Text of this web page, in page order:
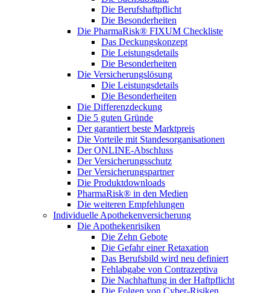
Die Berufshaftpflicht
Die Besonderheiten
Die PharmaRisk® FIXUM Checkliste
Das Deckungskonzept
Die Leistungsdetails
Die Besonderheiten
Die Versicherungslösung
Die Leistungsdetails
Die Besonderheiten
Die Differenzdeckung
Die 5 guten Gründe
Der garantiert beste Marktpreis
Die Vorteile mit Standesorganisationen
Der ONLINE-Abschluss
Der Versicherungsschutz
Der Versicherungspartner
Die Produktdownloads
PharmaRisk® in den Medien
Die weiteren Empfehlungen
Individuelle Apothekenversicherung
Die Apothekenrisiken
Die Zehn Gebote
Die Gefahr einer Retaxation
Das Berufsbild wird neu definiert
Fehlabgabe von Contrazeptiva
Die Nachhaftung in der Haftpflicht
Die Folgen von Cyber-Risiken